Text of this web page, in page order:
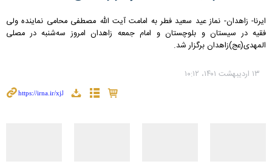
ایرنا- زاهدان- نماز عید سعید فطر به امامت آیت الله مصطفی محامی نماینده ولی
فقیه در سیستان و بلوچستان و امام جمعه زاهدان امروز سه‌شنبه در مصلی
المهدی(عج)زاهدان برگزار شد.
۱۳ اردیبهشت ۱۴۰۱، ۱۰:۱۲